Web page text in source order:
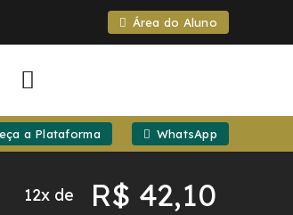
Área do Aluno
a Plataforma WhatsApp
12x de R$ 42,10